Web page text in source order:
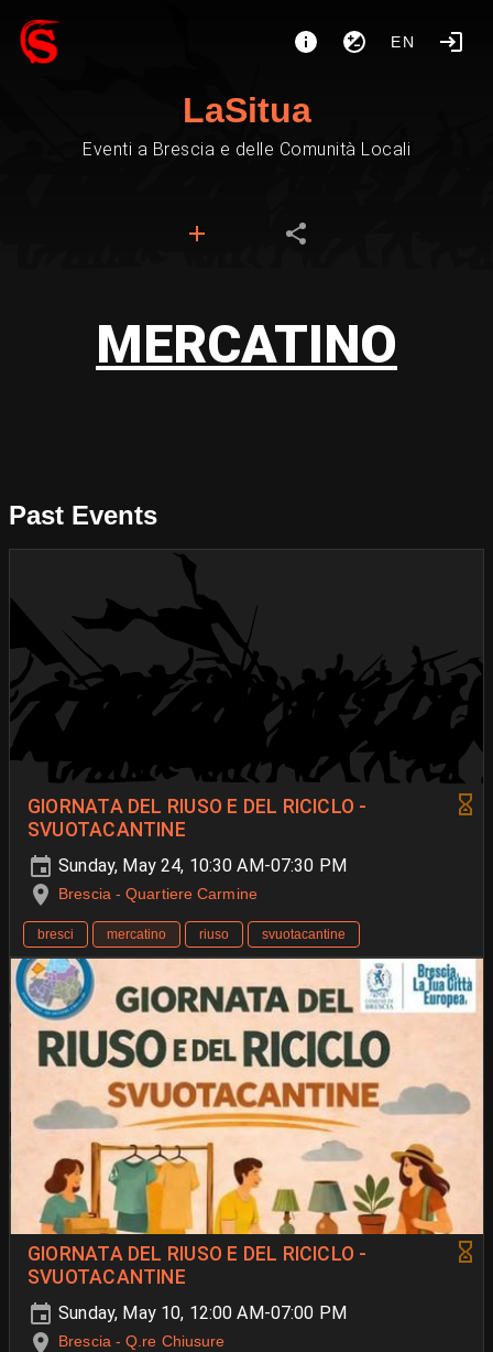
EN
LaSitua
Eventi a Brescia e delle Comunità Locali
MERCATINO
Past Events
GIORNATA DEL RIUSO E DEL RICICLO -
SVUOTACANTINE
Sunday, May 24, 10:30 AM-07:30 PM
Brescia - Quartiere Carmine
bresci mercatino riuso svuotacantine
GIORNATA DEL RIUSO E DEL RICICLO -
SVUOTACANTINE
Sunday, May 10, 12:00 AM-07:00 PM
Brescia - Q.re Chiusure